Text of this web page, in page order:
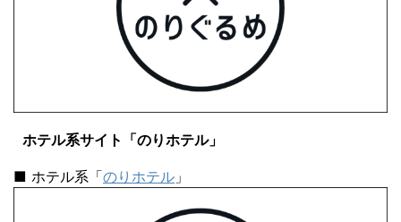
ホテル系サイト「のりホテル」
■ ホテル系「のりホテル 」